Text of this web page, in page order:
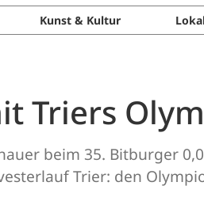
Kunst & Kultur
Triers
beim 35. Bitburger
Trier: den